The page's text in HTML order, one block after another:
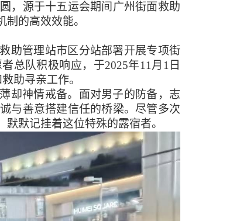
，源于十五运会期间广州街面救助
的高效效能。
助管理站市区分站部署开展专项街
总队积极响应，于2025年11月1日
助寻亲工作。
却神情戒备。面对男子的防备，志
与善意搭建信任的桥梁。尽管多次
默记挂着这位特殊的露宿者。